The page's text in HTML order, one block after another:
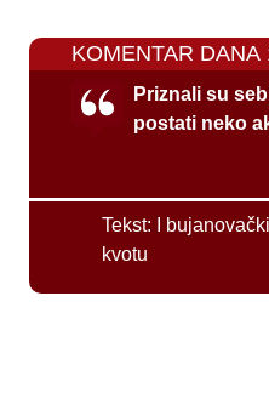
KOMENTAR DANA
Priznali su
postati neko
Tekst:
I
kvotu